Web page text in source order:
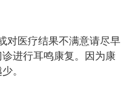
对医疗结果不满意请尽早
进行耳鸣康复。因为康
。